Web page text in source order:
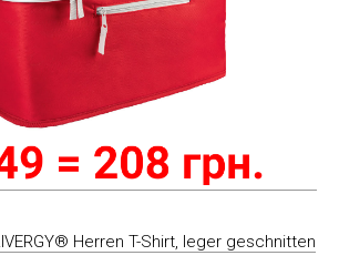
Herren T-Shirt, leger geschnitten